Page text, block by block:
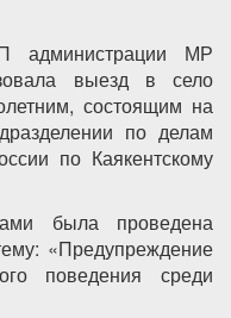
администрации МР
выезд в село
состоящим на
по делам
по Каякентскому
была проведена
«Предупреждение
поведения среди